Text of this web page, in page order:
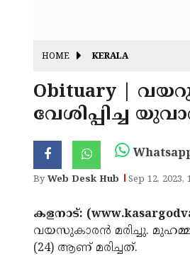
HOME KERALA
Obituary |
വേശിപ്പിച്ച
ByWeb Desk Hub Sep 12, 2023,
കളനാട്:
വയസുകാരന്‍ മരിച്ചു.
(24) ആണ് മരിച്ചത്.